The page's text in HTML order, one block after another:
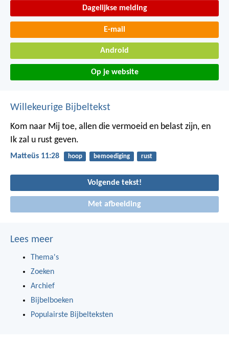
Dagelijkse melding
E-mail
Android
Op je website
Willekeurige Bijbeltekst
Kom naar Mij toe, allen die vermoeid en belast zijn, en
Ik zal u rust geven.
Matteüs 11:28 hoop bemoediging rust
Volgende tekst!
Met afbeelding
Lees meer
Thema's
Zoeken
Archief
Bijbelboeken
Populairste Bijbelteksten